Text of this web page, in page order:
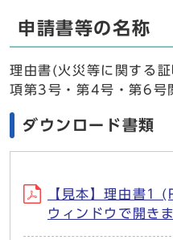
申請書等の名称
理由書(火災等に関する
項第3号・第4号・第6号
ダウンロード書類
【見本】理由書1
ウィンドウで開き